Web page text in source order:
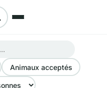
Animaux acceptés